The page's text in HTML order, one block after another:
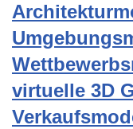
virtuelle 3D